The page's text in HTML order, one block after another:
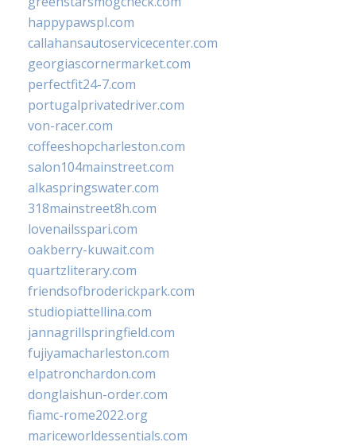
happypawspl.com
callahansautoservicecenter.com
georgiascornermarket.com
perfectfit24-7.com
portugalprivatedriver.com
von-racer.com
coffeeshopcharleston.com
salon104mainstreet.com
alkaspringswater.com
318mainstreet8h.com
lovenailsspari.com
oakberry-kuwait.com
quartzliterary.com
friendsofbroderickpark.com
studiopiattellina.com
jannagrillspringfield.com
fujiyamacharleston.com
elpatronchardon.com
donglaishun-order.com
fiamc-rome2022.org
mariceworldessentials.com